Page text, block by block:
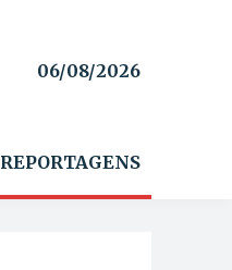
06/08/2026
REPORTAGENS